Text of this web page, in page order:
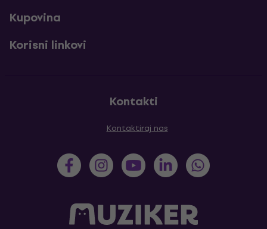
Kupovina
Korisni linkovi
Kontakti
Kontaktiraj nas